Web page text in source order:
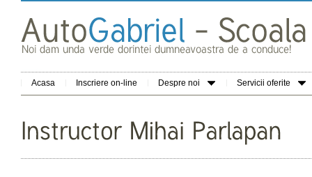
Acasa Inscriere on-line Despre noi Servicii oferite